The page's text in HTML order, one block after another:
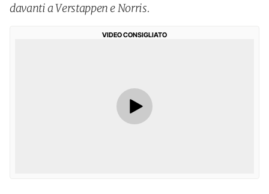
davanti a Verstappen e Norris.
VIDEO CONSIGLIATO